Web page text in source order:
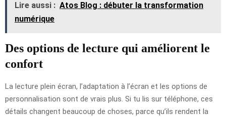
Lire aussi : Atos Blog : débuter la transformation
numérique
Des options de lecture qui améliorent le
confort
La lecture plein écran, l’adaptation à l’écran et les options de
personnalisation sont de vrais plus. Si tu lis sur téléphone, ces
détails changent beaucoup de choses, parce qu’ils rendent la